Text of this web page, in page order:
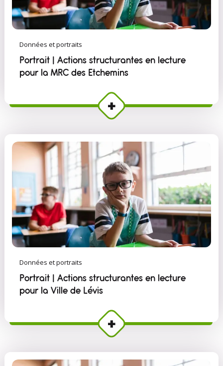
Données et portraits
Portrait | Actions structurantes en lecture
pour la MRC des Etchemins
Données et portraits
Portrait | Actions structurantes en lecture
pour la Ville de Lévis